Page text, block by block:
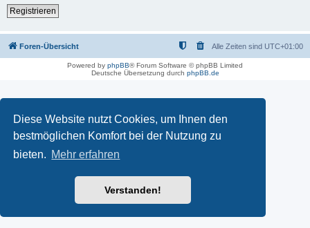
Diese Website nutzt Cookies, um Ihnen den
bestmöglichen Komfort bei der Nutzung zu
bieten. Mehr erfahren
Verstanden!
Registrieren
Foren-Übersicht Alle Zeiten sind UTC+01:00
Powered by phpBB® Forum Software © phpBB Limited
Deutsche Übersetzung durch phpBB.de